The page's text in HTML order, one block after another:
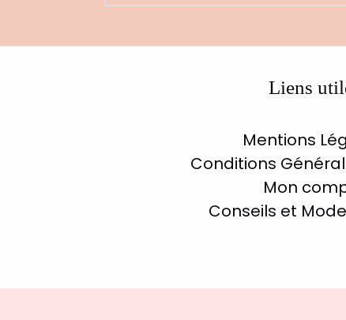
Liens
Mentions
Conditions
Mon
Conseils et